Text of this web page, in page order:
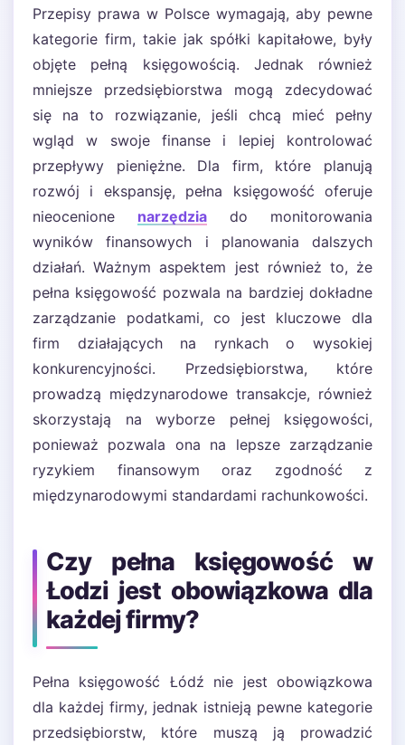
Przepisy prawa w Polsce wymagają, aby pewne
kategorie firm, takie jak spółki kapitałowe, były
objęte pełną księgowością. Jednak również
mniejsze przedsiębiorstwa mogą zdecydować
się na to rozwiązanie, jeśli chcą mieć pełny
wgląd w swoje finanse i lepiej kontrolować
przepływy pieniężne. Dla firm, które planują
rozwój i ekspansję, pełna księgowość oferuje
nieocenione narzędzia do monitorowania
wyników finansowych i planowania dalszych
działań. Ważnym aspektem jest również to, że
pełna księgowość pozwala na bardziej dokładne
zarządzanie podatkami, co jest kluczowe dla
firm działających na rynkach o wysokiej
konkurencyjności. Przedsiębiorstwa, które
prowadzą międzynarodowe transakcje, również
skorzystają na wyborze pełnej księgowości,
ponieważ pozwala ona na lepsze zarządzanie
ryzykiem finansowym oraz zgodność z
międzynarodowymi standardami rachunkowości.
Czy pełna księgowość w
Łodzi jest obowiązkowa dla
każdej firmy?
Pełna księgowość Łódź nie jest obowiązkowa
dla każdej firmy, jednak istnieją pewne kategorie
przedsiębiorstw, które muszą ją prowadzić